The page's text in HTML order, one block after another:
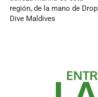
región, de la mano de Drop
Dive Maldives